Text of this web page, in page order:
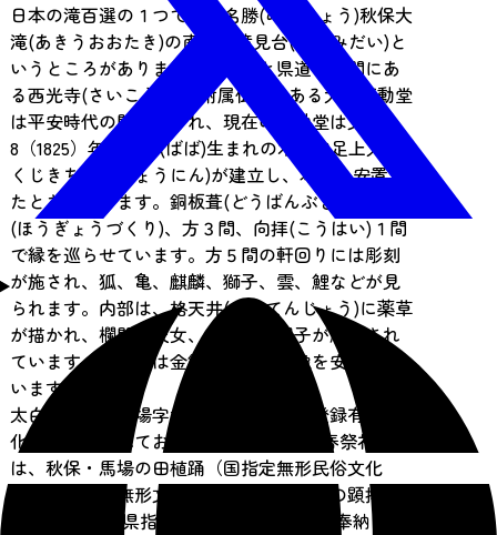
日本の滝百選の１つである名勝(めいしょう)秋保大
滝(あきうおおたき)の南岸に滝見台(たきみだい)と
いうところがありますが、そこと県道との間にあ
る西光寺(さいこうじ)の附属仏堂である大滝不動堂
は平安時代の開基とされ、現在の不動堂は文政
8（1825）年、馬場(ばば)生まれの木食知足上人(も
くじきちそくしょうにん)が建立し、本尊を安置し
たとされています。銅板葺(どうばんぶき)、宝形造
(ほうぎょうづくり)、方３間、向拝(こうはい)１間
で縁を巡らせています。方５間の軒回りには彫刻
が施され、狐、亀、麒麟、獅子、雲、鯉などが見
られます。内部は、格天井(ごうてんじょう)に薬草
が描かれ、欄間に天女、祈祷師、親子が彫刻され
ています。内陣には金銅不動明王座像を安置して
います。
太白区秋保町馬場字大滝所在で仙台市登録有形文
化財に指定されており、毎年4月29日の春祭礼に
は、秋保・馬場の田植踊（国指定無形民俗文化
財・ユネスコ無形文化遺産登録）・滝原の顕拝(け
んばい)（宮城県指定無形民俗文化財）が奉納され